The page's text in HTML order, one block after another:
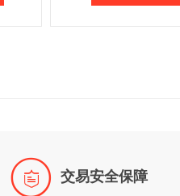
 交易安全保障